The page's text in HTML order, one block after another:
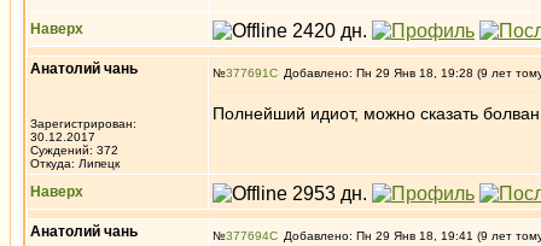
Наверх
Анатолий чань
Зарегистрирован:
30.12.2017
Суждений: 372
Откуда: Липецк
№377691 Добавлено: Пн 29 Янв 18, 19:28 (9 лет
Полнейший идиот, можно сказать
Наверх
Анатолий чань №377694 Добавлено: Пн 29 Янв 18, 19:41 (9 лет